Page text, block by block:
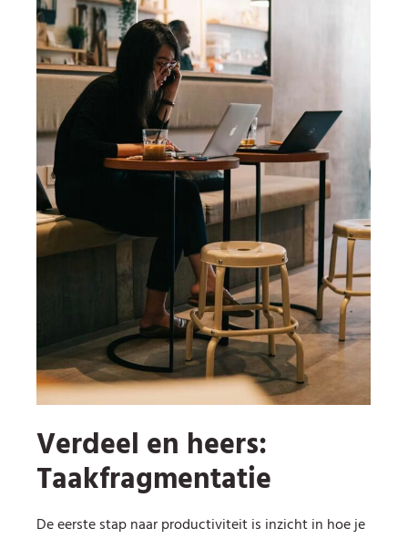
Verdeel en heers:
Taakfragmentatie
De eerste stap naar productiviteit is inzicht in hoe je